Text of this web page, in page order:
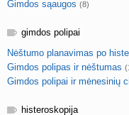
Gimdos sąaugos (8)
gimdos polipai
Nėštumo planavimas po
Gimdos polipas ir nėštumas
Gimdos polipai ir mėnesinių
histeroskopija